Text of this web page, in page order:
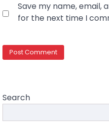
Save my name, email,
for the next time I
Search